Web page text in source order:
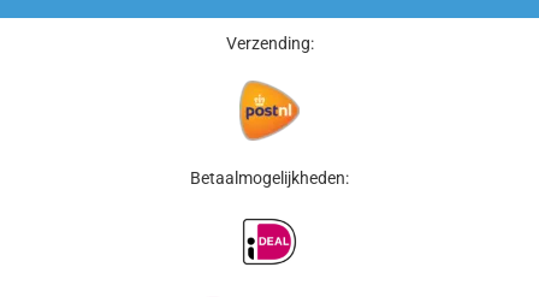
Verzending:
Betaalmogelijkheden: